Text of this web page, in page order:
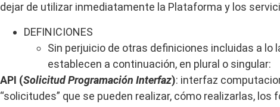
dejar de utilizar inmediatamente la Plataforma y los
DEFINICIONES
Sin perjuicio de otras definiciones incluidas a
establecen a continuación, en plural o singular:
API (SolicitudProgramación Interfaz): interfaz
“solicitudes” que se pueden realizar, cómo realizarlas,